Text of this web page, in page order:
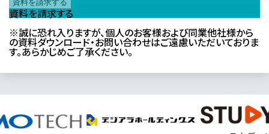
資料を請求する
※誠に恐れ入りますが、個人のお客様および同業他社様から
の資料ダウンロード・お問い合わせはご遠慮いただいておりま
す。あらかじめご了承ください。